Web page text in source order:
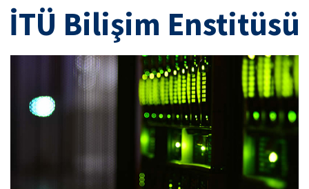
İTÜ Bilişim Enstitüsü